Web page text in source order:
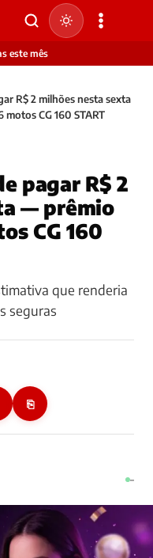
este mês
R$ 2 milhões nesta sexta
CG 160 START
pagar R$ 2
— prêmio
CG 160
que renderia
seguras
⎘
–